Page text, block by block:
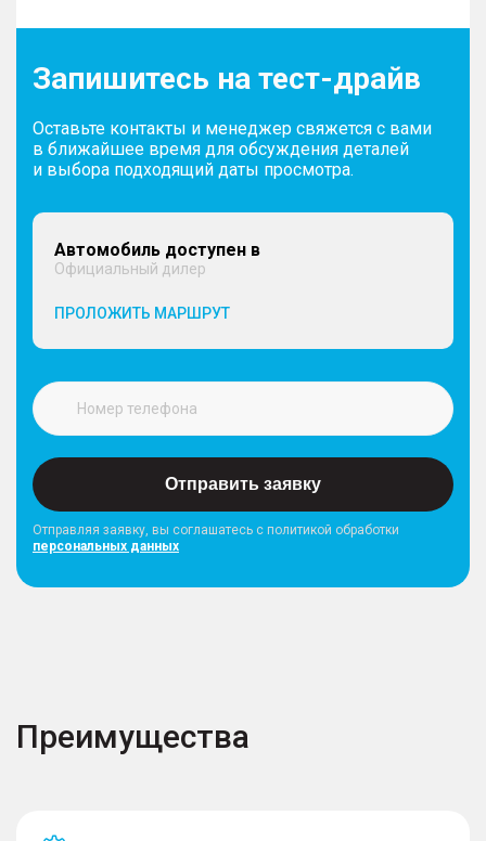
Запишитесь на тест-драйв
Оставьте контакты и менеджер свяжется с вами
в ближайшее время для обсуждения деталей
и выбора подходящий даты просмотра.
Автомобиль доступен в
Официальный дилер
ПРОЛОЖИТЬ МАРШРУТ
Отправить заявку
Отправляя заявку, вы соглашатесь с политикой обработки
персональных данных
Преимущества